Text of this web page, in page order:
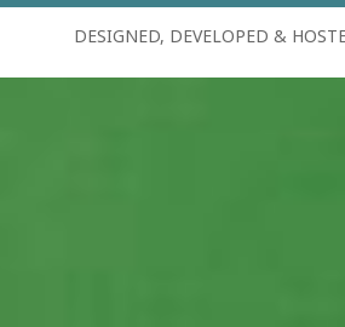
DESIGNED, DEVELOPED &